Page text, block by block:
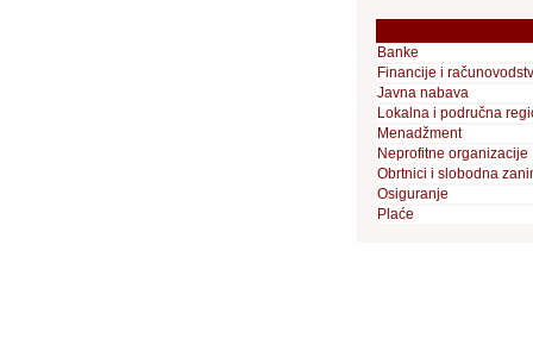
Banke
Financije i
Javna nabava
Lokalna i područna
Menadžment
Neprofitne organizacije
Obrtnici i slobodna
Osiguranje
Plaće